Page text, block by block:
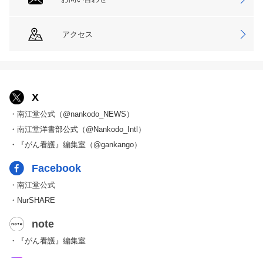
アクセス
X
・南江堂公式（@nankodo_NEWS）
・南江堂洋書部公式（@Nankodo_Intl）
・『がん看護』編集室（@gankango）
Facebook
・南江堂公式
・NurSHARE
note
・『がん看護』編集室